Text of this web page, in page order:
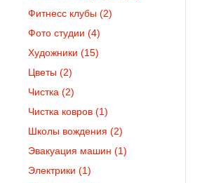
Фитнесс клубы (2)
Фото студии (4)
Художники (15)
Цветы (2)
Чистка (2)
Чистка ковров (1)
Школы вождения (2)
Эвакуация машин (1)
Электрики (1)